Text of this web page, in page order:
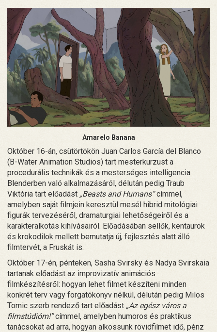
Amarelo Banana
Október 16-án, csütörtökön Juan Carlos García del Blanco
(B-Water Animation Studios) tart mesterkurzust a
procedurális technikák és a mesterséges intelligencia
Blenderben való alkalmazásáról, délután pedig Traub
Viktória tart előadást „Beasts and Humans”címmel,
amelyben saját filmjein keresztül mesél hibrid mitológiai
figurák tervezéséről, dramaturgiai lehetőségeiről és a
karakteralkotás kihívásairól. Előadásában sellők, kentaurok
és krokodilok mellett bemutatja új, fejlesztés alatt álló
filmtervét, a Fruskát is.
Október 17-én, pénteken, Sasha Svirsky és Nadya Svirskaia
tartanak előadást az improvizatív animációs
filmkészítésről: hogyan lehet filmet készíteni minden
konkrét terv vagy forgatókönyv nélkül, délután pedig Milos
Tomic szerb rendező tart előadást „Az egész város a
filmstúdióm!”címmel, amelyben humoros és praktikus
tanácsokat ad arra, hogyan alkossunk rövidfilmet idő, pénz